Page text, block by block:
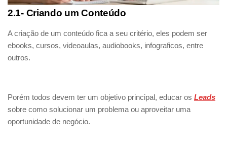
2.1- Criando um Conteúdo
A criação de um conteúdo fica a seu critério, eles podem ser
ebooks, cursos, videoaulas, audiobooks, infograficos, entre
outros.
Porém todos devem ter um objetivo principal, educar os Leads
sobre como solucionar um problema ou aproveitar uma
oportunidade de negócio.